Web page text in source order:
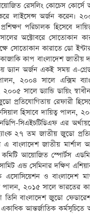
রেসলিং কোচেস কোর্সে
লাইসেন্স অর্জন করেন।
পরিচালক হিসেবে
অক্টোবরে সোতোকান
সোতোকান কারাতে ডো
কাপ বাংলাদেশ জাতীয়
ড্যান অর্জন একই সময় এ-
২০০৪ সালে এক্সিম
সালে ড্যান্ডি ডায়িং
রেফারী
হিসাবে দায়িত্ব পালন,
সিএইচটিডিএফ এর
২৭ তম জাতীয় জুডো
এ বাংলাদেশ জাতীয় মার্শাল
আয়োজিত স্পোর্টস
সেমিনার দক্ষিণ
এসোসিয়েশন ও বাংলাদেশ
পালন, ২০১৫ সালে ভারতের
তিনি বাংলাদেশ জুডো
আন্তর্জাতিক কর্মসূচিতে